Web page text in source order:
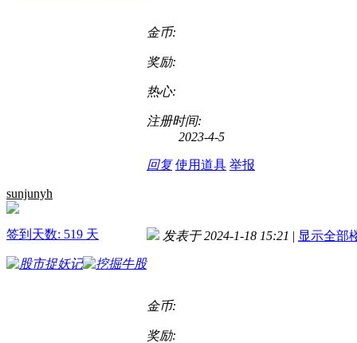
金币:
奖励:
热心:
注册时间:
2023-4-5
回复 使用道具 举报
sunjunyh
签到天数: 519 天 发表于 2024-1-18 15:21 | 显示全部
金币:
奖励: